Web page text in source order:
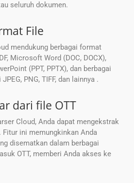
seluruh dokumen.
File
mendukung berbagai format
Microsoft Word (DOC, DOCX),
(PPT, PPTX), dan berbagai
PNG, TIFF, dan lainnya .
dari file OTT
Cloud, Anda dapat mengekstrak
Fitur ini memungkinkan Anda
disematkan dalam berbagai
OTT, memberi Anda akses ke